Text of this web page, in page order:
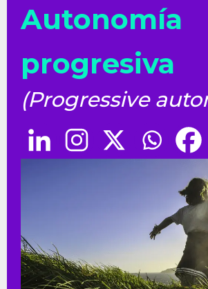
Autonomía
progresiva
(Progressive